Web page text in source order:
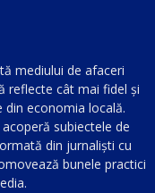
mediului de afaceri
reflecte cât mai fidel și
economia locală.
subiectele de
din jurnaliști cu
bunele practici